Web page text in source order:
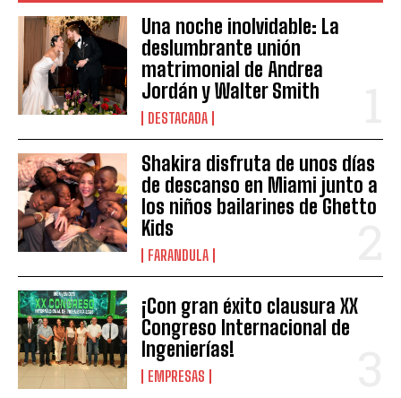
Una noche inolvidable: La
deslumbrante unión
matrimonial de Andrea
Jordán y Walter Smith
DESTACADA
Shakira disfruta de unos días
de descanso en Miami junto a
los niños bailarines de Ghetto
Kids
FARANDULA
¡Con gran éxito clausura XX
Congreso Internacional de
Ingenierías!
EMPRESAS